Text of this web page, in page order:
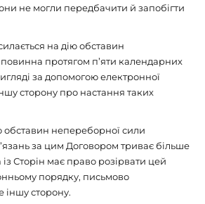
не могли передбачити й запобігти
на дію обставин
протягом п’яти календарних
за допомогою електронної
сторону про настання таких
обставин непереборної сили
за цим Договором триває більше
із Сторін має право розірвати цей
порядку, письмово
сторону.